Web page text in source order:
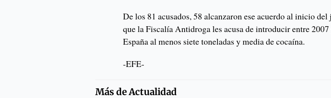
De los 81 acusados, 58 alcanzaron ese acuerdo al inicio
que la Fiscalía Antidroga les acusa de introducir entre
España al menos siete toneladas y media de cocaína.
-EFE-
Más deActualidad